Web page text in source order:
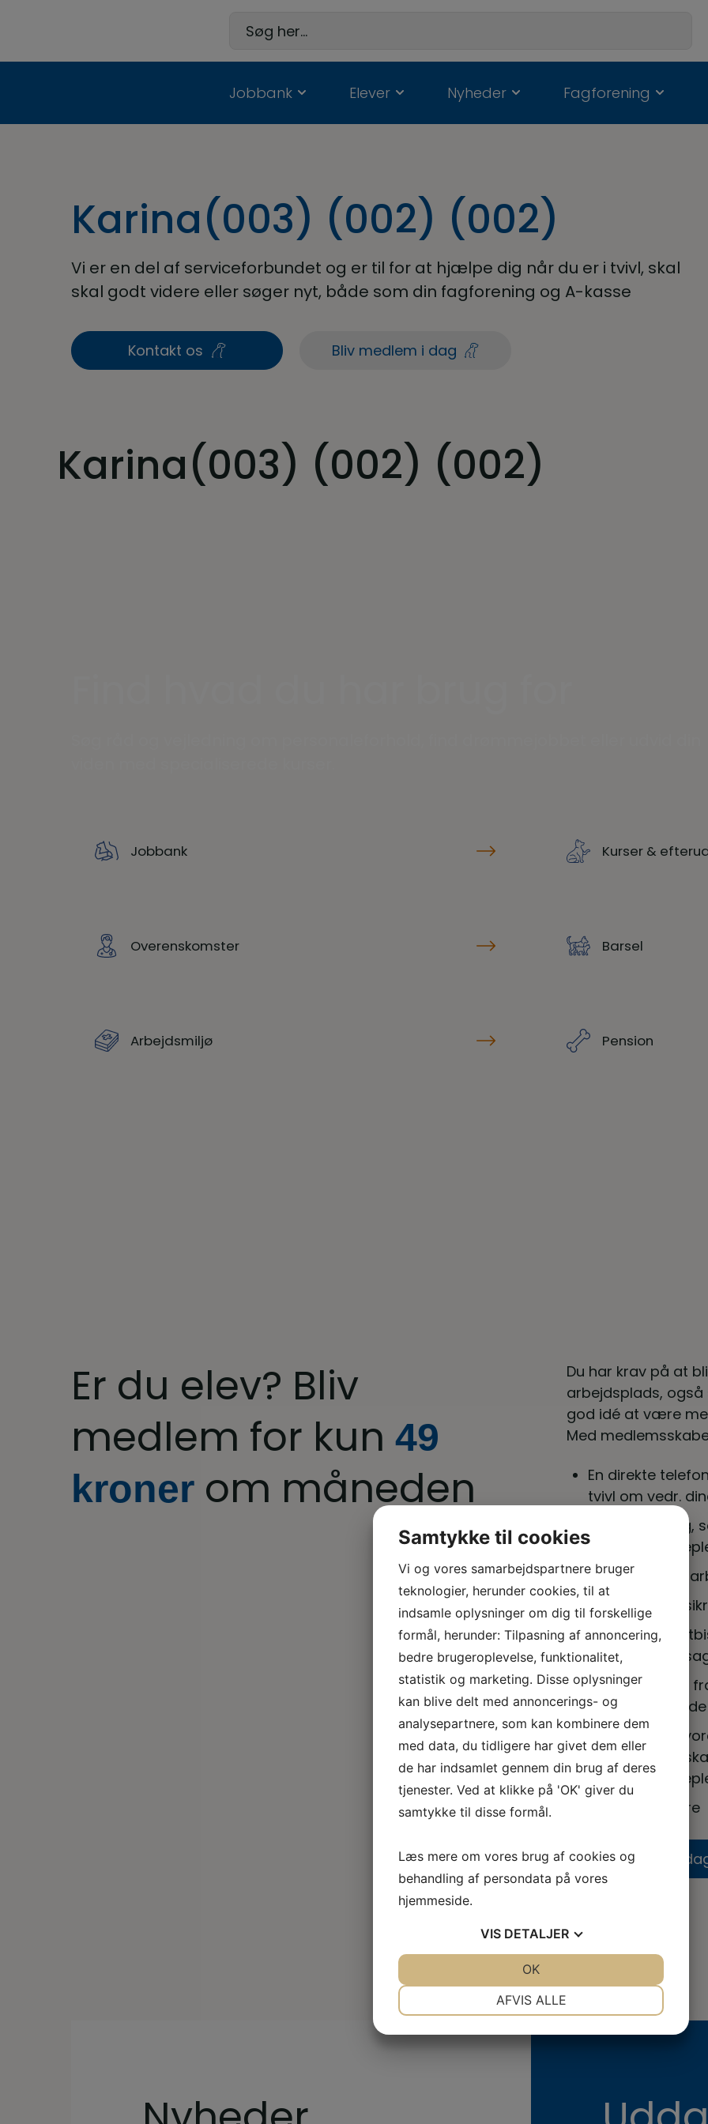
Søg her...
Jobbank Elever Nyheder Fagforening
Karina(003) (002) (002)
Vi er en del af serviceforbundet og er til for at hjælpe dig når du er i tvivl, skal
skal godt videre eller søger nyt, både som din fagforening og A-kasse
Kontakt os Bliv medlem i dag
Karina(003) (002) (002)
Jobbank Kurser &
Overenskomster Barsel
Arbejdsmiljø Pension
Er du elev? Bliv
medlem for kun 49
kroner om måneden
Du har krav på at
arbejdsplads,
god idé at være
Med
En direkte
tvivl om vedr.
En fagforening,
Hjælp hvis din
Gratis
Gratis bistand
Vejledning i,
plads, når du
Og meget mere
Bliv medlem i
Samtykke til cookies
Vi og vores samarbejdspartnere bruger
teknologier, herunder cookies, til at
indsamle oplysninger om dig til forskellige
formål, herunder: Tilpasning af annoncering,
bedre brugeroplevelse, funktionalitet,
statistik og marketing. Disse oplysninger
kan blive delt med annoncerings- og
analysepartnere, som kan kombinere dem
med data, du tidligere har givet dem eller
de har indsamlet gennem din brug af deres
tjenester. Ved at klikke på 'OK' giver du
samtykke til disse formål.
Læs mere om vores brug af cookies og
behandling af persondata på vores
hjemmeside.
VIS DETALJER
AFVIS ALLE
OK